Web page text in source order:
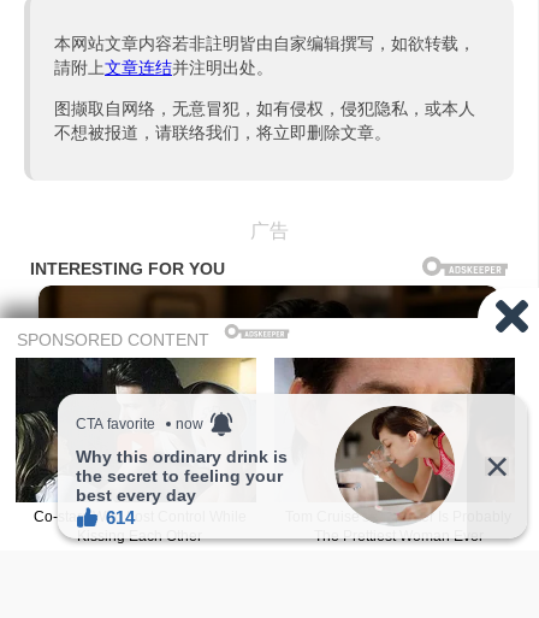
本网站文章内容若非註明皆由自家编辑撰写，如欲转载，
請附上文章连结并注明出处。
图撷取自网络，无意冒犯，如有侵权，侵犯隐私，或本人
不想被报道，请联络我们，将立即删除文章。
广告